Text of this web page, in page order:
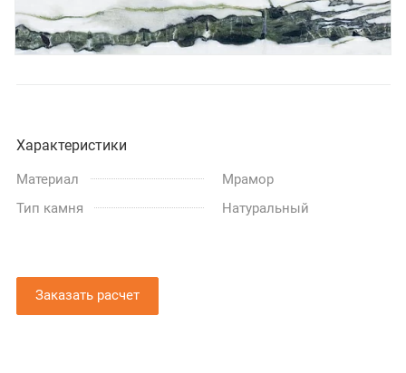
Характеристики
Материал
Мрамор
Тип камня
Натуральный
Заказать расчет